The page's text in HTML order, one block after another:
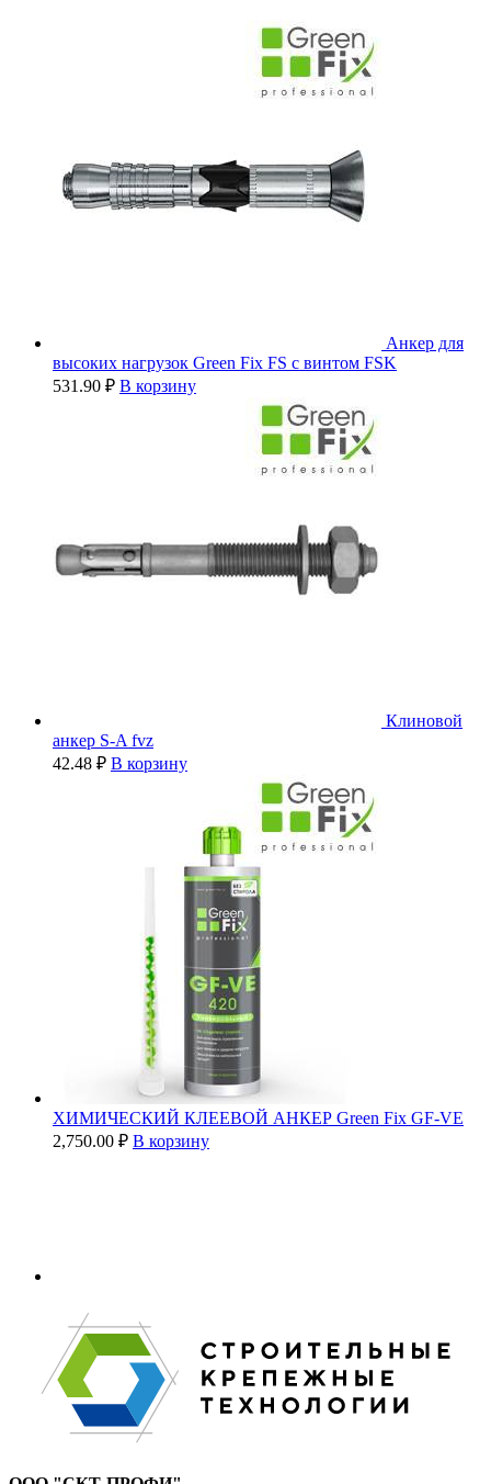
Анкер для
высоких нагрузок Green Fix FS с винтом FSK
531.90 ₽ В корзину
Клиновой
анкер S-A fvz
42.48 ₽ В корзину
ХИМИЧЕСКИЙ КЛЕЕВОЙ АНКЕР Green Fix GF-VE
2,750.00 ₽ В корзину